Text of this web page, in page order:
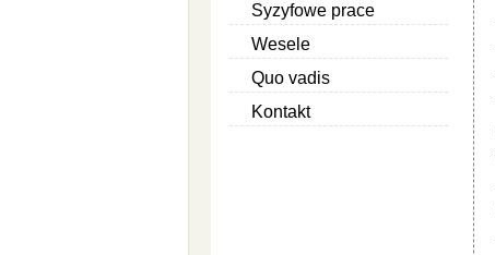
Syzyfowe prace
Wesele
Quo vadis
Kontakt